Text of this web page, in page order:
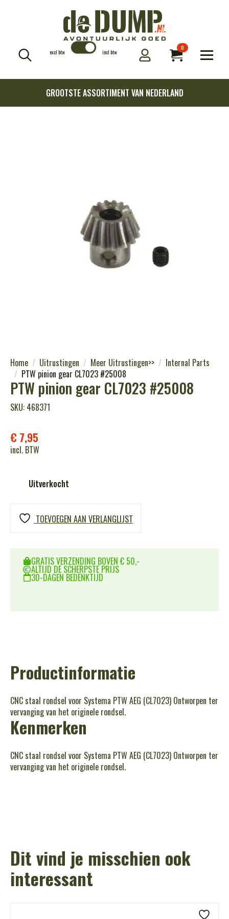
excl btw incl btw
0
GROOTSTE ASSORTIMENT VAN NEDERLAND
Home Uitrustingen Meer Uitrustingen>>
Internal Parts
PTW pinion gear CL7023 #25008
PTW pinion gear CL7023 #25008
SKU: 468371
€ 7,95
incl. BTW
Uitverkocht
TOEVOEGEN AAN VERLANGLIJST
GRATIS VERZENDING BOVEN € 50,-
ALTIJD DE SCHERPSTE PRIJS
30-DAGEN BEDENKTIJD
Productinformatie
CNC staal rondsel voor Systema PTW AEG (CL7023) Ontworpen ter
vervanging van het originele rondsel.
Kenmerken
CNC staal rondsel voor Systema PTW AEG (CL7023) Ontworpen ter
vervanging van het originele rondsel.
Dit vind je misschien ook
interessant